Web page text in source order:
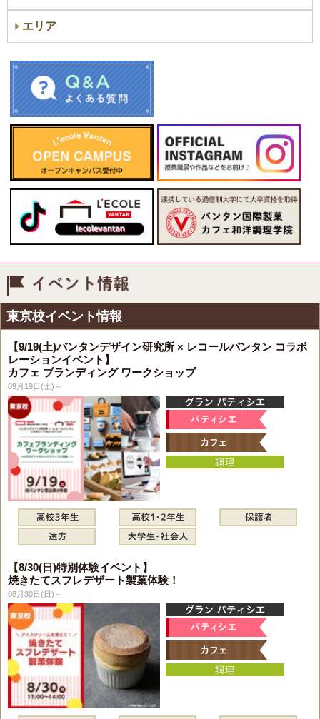
エリア
東京校イベント情報
【9/19(土)バンタンデザイン研究所 × レコールバンタン コラボ
レーションイベント】
カフェ ブランディング ワークショップ
09月19日(土)～
【8/30(日)特別体験イベント】
焼きたてスフレデザート製菓体験！
08月30日(日)～